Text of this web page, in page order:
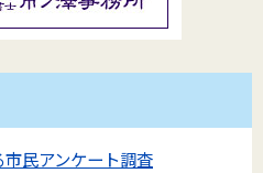
民アンケート調査